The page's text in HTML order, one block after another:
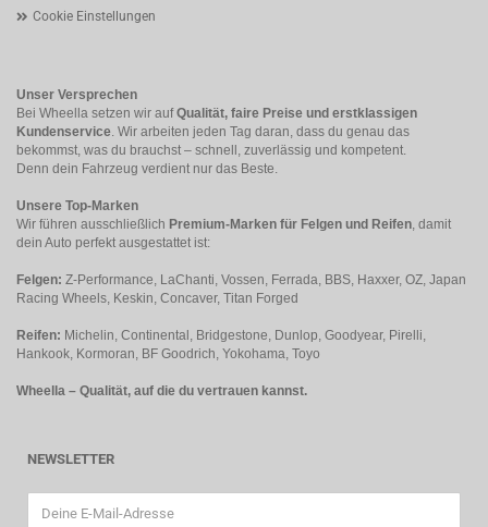
Cookie Einstellungen
Unser Versprechen
Bei Wheella setzen wir aufQualität, faire Preise und erstklassigen
Kundenservice. Wir arbeiten jeden Tag daran, dass du genau das
bekommst, was du brauchst – schnell, zuverlässig und kompetent.
Denn dein Fahrzeug verdient nur das Beste.
Unsere Top-Marken
Wir führen ausschließlich Premium-Marken für Felgen und Reifen, damit
dein Auto perfekt ausgestattet ist:
Felgen: Z-Performance, LaChanti, Vossen, Ferrada, BBS, Haxxer, OZ, Japan
Racing Wheels, Keskin, Concaver, Titan Forged
Reifen: Michelin, Continental, Bridgestone, Dunlop, Goodyear, Pirelli,
Hankook, Kormoran, BF Goodrich, Yokohama, Toyo
Wheella – Qualität, auf die du vertrauen kannst.
NEWSLETTER